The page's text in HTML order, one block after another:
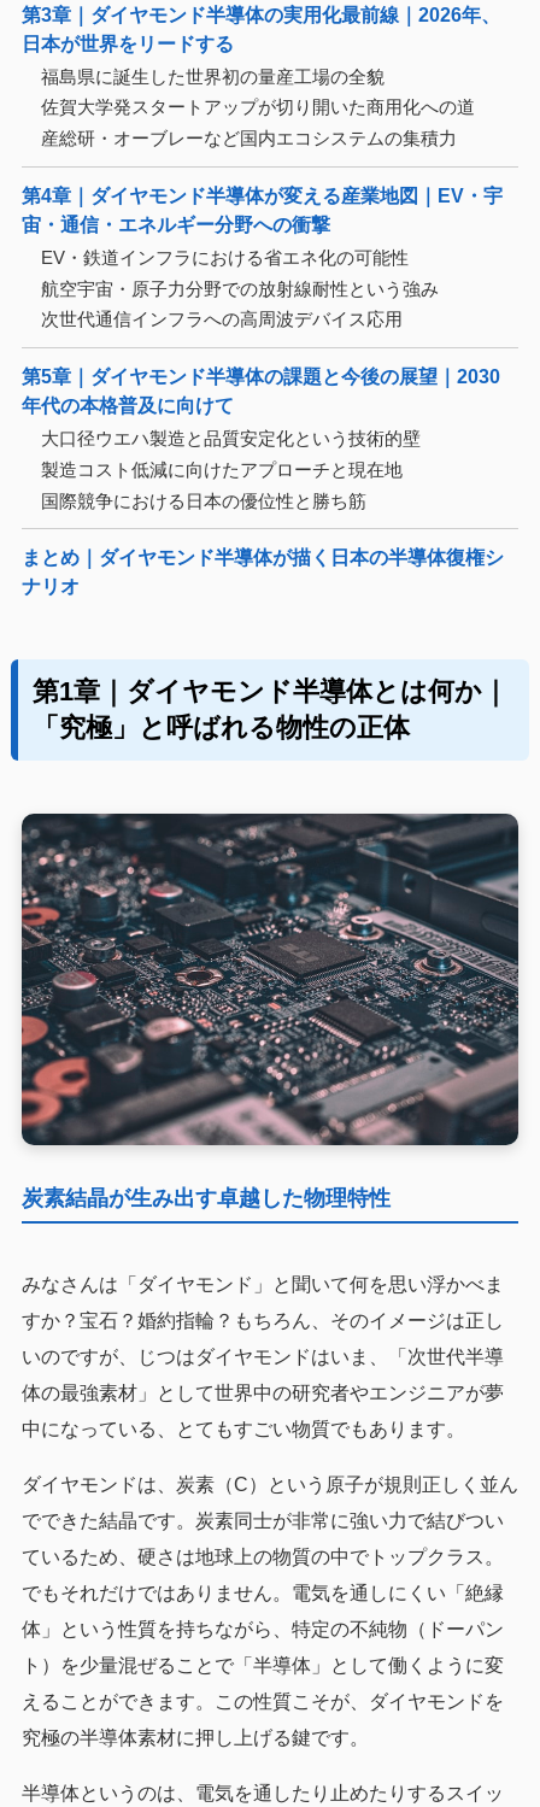
第3章｜ダイヤモンド半導体の実用化最前線｜2026年、
日本が世界をリードする
福島県に誕生した世界初の量産工場の全貌
佐賀大学発スタートアップが切り開いた商用化への道
産総研・オーブレーなど国内エコシステムの集積力
第4章｜ダイヤモンド半導体が変える産業地図｜EV・宇
宙・通信・エネルギー分野への衝撃
EV・鉄道インフラにおける省エネ化の可能性
航空宇宙・原子力分野での放射線耐性という強み
次世代通信インフラへの高周波デバイス応用
第5章｜ダイヤモンド半導体の課題と今後の展望｜2030
年代の本格普及に向けて
大口径ウエハ製造と品質安定化という技術的壁
製造コスト低減に向けたアプローチと現在地
国際競争における日本の優位性と勝ち筋
まとめ｜ダイヤモンド半導体が描く日本の半導体復権シ
ナリオ
第1章｜ダイヤモンド半導体とは何か｜
「究極」と呼ばれる物性の正体
炭素結晶が生み出す卓越した物理特性
みなさんは「ダイヤモンド」と聞いて何を思い浮かべま
すか？宝石？婚約指輪？もちろん、そのイメージは正し
いのですが、じつはダイヤモンドはいま、「次世代半導
体の最強素材」として世界中の研究者やエンジニアが夢
中になっている、とてもすごい物質でもあります。
ダイヤモンドは、炭素（C）という原子が規則正しく並ん
でできた結晶です。炭素同士が非常に強い力で結びつい
ているため、硬さは地球上の物質の中でトップクラス。
でもそれだけではありません。電気を通しにくい「絶縁
体」という性質を持ちながら、特定の不純物（ドーパン
ト）を少量混ぜることで「半導体」として働くように変
えることができます。この性質こそが、ダイヤモンドを
究極の半導体素材に押し上げる鍵です。
半導体というのは、電気を通したり止めたりするスイッ